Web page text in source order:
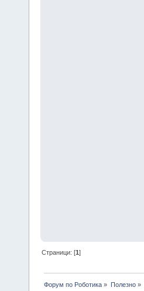
Страници: [1]
Форум по Роботика » Полезно»